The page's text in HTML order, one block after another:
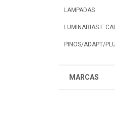
LAMPADAS
LUMINARIAS E
PINOS/ADAPT/
MARCAS